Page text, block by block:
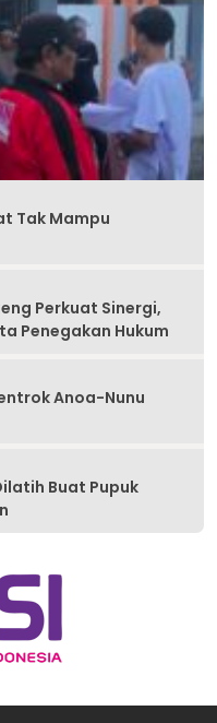
Tak Mampu
Perkuat Sinergi,
Penegakan Hukum
Anoa-Nunu
Buat Pupuk